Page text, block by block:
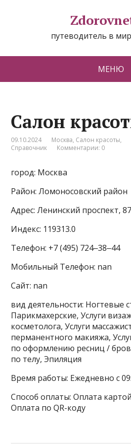
путеводитель в
МЕНЮ
Салон
09.10.2024 Москва, Салон красоты,
Справочник
Комментарии: 0
город: Москва
Район: Ломоносовский район
Адрес: Ленинский проспект, 87
Индекс: 119313.0
Телефон: +7 (495) 724‒38‒44
Мобильный Телефон: nan
Сайт: nan
вид деятельности: Ногтевые
Парикмахерские, Услуги
косметолога, Услуги
перманентного макияжа,
по оформлению ресниц /
по телу, Эпиляция
Время работы: Ежедневно с
Способ оплаты: Оплата
Оплата по QR-коду